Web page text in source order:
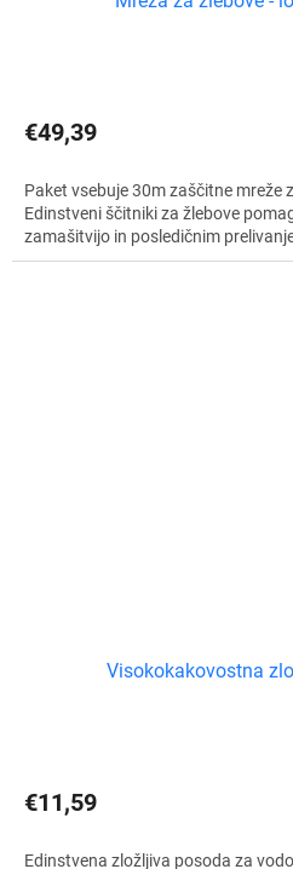
€49,39
Paket vsebuje 30m zaščitne mreže
Edinstveni ščitniki za žlebove
zamašitvijo in posledičnim
Visokokakovostna
€11,59
Edinstvena zložljiva posoda za